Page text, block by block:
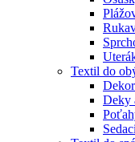
Textil do
Deky